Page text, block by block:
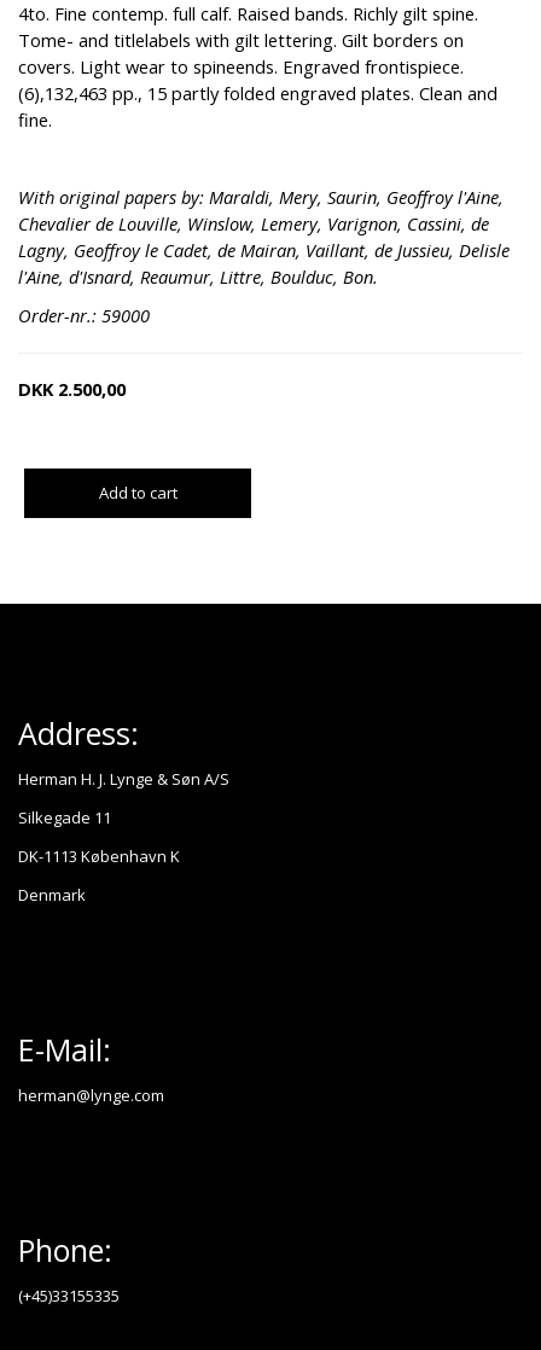
4to. Fine contemp. full calf. Raised bands. Richly gilt spine.
Tome- and titlelabels with gilt lettering. Gilt borders on
covers. Light wear to spineends. Engraved frontispiece.
(6),132,463 pp., 15 partly folded engraved plates. Clean and
fine.
With original papers by: Maraldi, Mery, Saurin, Geoffroy l'Aine,
Chevalier de Louville, Winslow, Lemery, Varignon, Cassini, de
Lagny, Geoffroy le Cadet, de Mairan, Vaillant, de Jussieu, Delisle
l'Aine, d'Isnard, Reaumur, Littre, Boulduc, Bon.
Order-nr.: 59000
DKK 2.500,00
Add to cart
Address:
Herman H. J. Lynge & Søn A/S
Silkegade 11
DK-1113 København K
Denmark
E-Mail:
herman@lynge.com
Phone:
(+45)33155335